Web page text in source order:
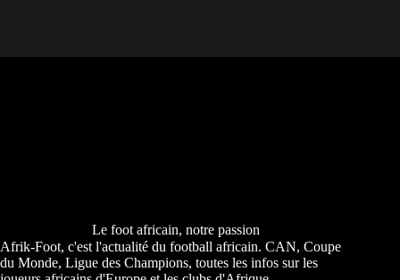
Le foot africain, notre passion
Afrik-Foot, c'est l'actualité du football africain. CAN, Coupe
du Monde, Ligue des Champions, toutes les infos sur les